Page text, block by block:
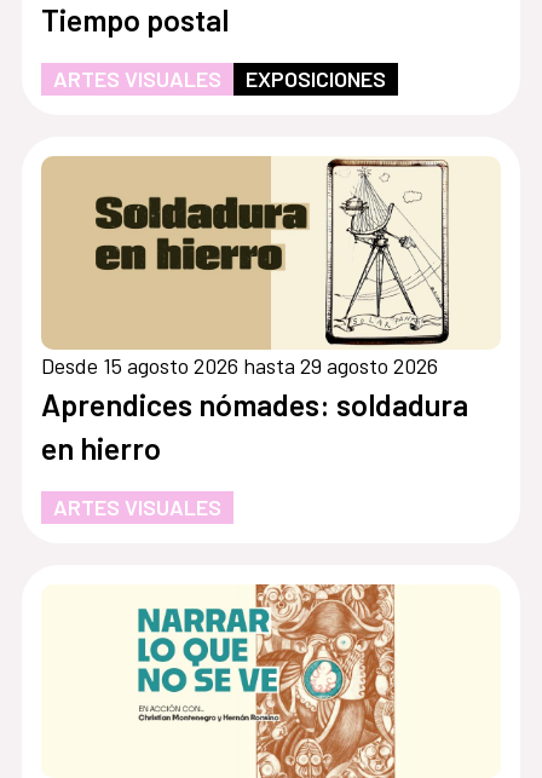
Tiempo postal
ARTES VISUALES EXPOSICIONES
Desde 15 agosto 2026 hasta 29 agosto 2026
Aprendices nómades: soldadura
en hierro
ARTES VISUALES